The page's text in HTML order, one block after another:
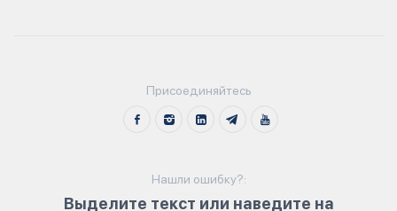
Присоединяйтесь
Нашли ошибку?:
Выделите текст или наведите на